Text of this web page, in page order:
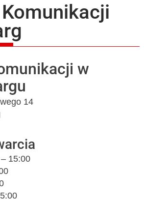
Komunikacji
w
14
15:00